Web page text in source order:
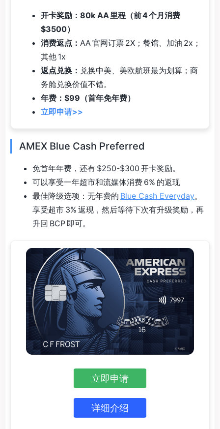
开卡奖励：80k AA 里程（前 4 个月消费
$3500）
消费返点： AA 官网订票 2X；餐馆、加油 2x；
其他 1x
返点兑换： 兑换中美、美欧航班最为划算；商
务舱兑换价值不错。
年费：$99（首年免年费）
立即申请>>
AMEX Blue Cash Preferred
免首年年费，还有 $250-$300 开卡奖励。
可以享受一年超市和流媒体消费 6% 的返现
最佳降级选项：无年费的 Blue Cash Everyday。
享受超市 3% 返现，然后等待下次有升级奖励，再
升回 BCP 即可。
立即申请
详细介绍